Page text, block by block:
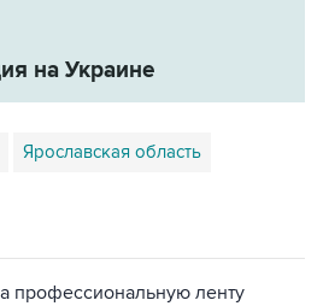
на Украине
Ярославская область
профессиональную ленту